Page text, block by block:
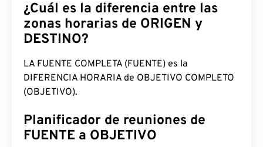
¿Cuál es la diferencia entre las
zonas horarias de ORIGEN y
DESTINO?
LA FUENTE COMPLETA (FUENTE) es la
DIFERENCIA HORARIA de OBJETIVO COMPLETO
(OBJETIVO).
Planificador de reuniones de
FUENTE a OBJETIVO